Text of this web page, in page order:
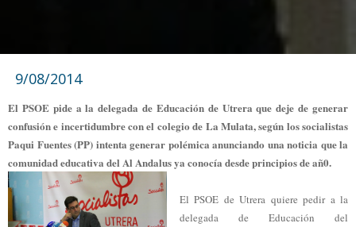
9/08/2014
El PSOE pide a la delegada de Educación de Utrera que deje de generar
confusión e incertidumbre con el colegio de La Mulata, según los socialistas
Paqui Fuentes (PP) intenta generar polémica anunciando una noticia que la
comunidad educativa del Al Andalus ya conocía desde principios de añ0.
El PSOE de Utrera quiere pedir a la
delegada de Educación del